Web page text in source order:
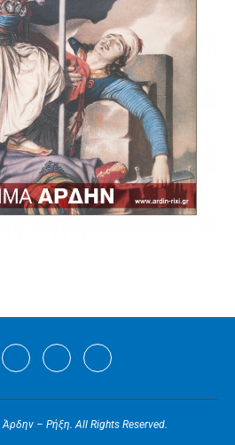
– Ρήξη. All Rights Reserved.